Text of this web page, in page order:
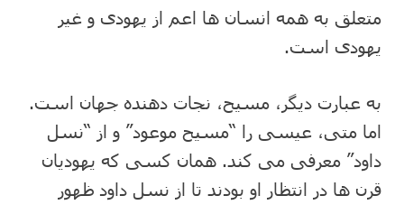
متعلق به همه انسان ها اعم از یهودی و غیر
یهودی است.
به عبارت دیگر، مسیح، نجات دهنده جهان است.
اما متی، عیسی را “مسیح موعود” و از “نسل
داود” معرفی می کند. همان کسی که یهودیان
قرن ها در انتظار او بودند تا از نسل داود ظهور